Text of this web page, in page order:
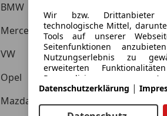
BMW
Mercedes
VW
Opel
Mazda
Wir bzw. Drittanbieter
technologische Mittel,
Tools auf unserer
Seitenfunktionen
Nutzungserlebnis zu
erweiterten
Personalisierung unseres
Suchvorgänge bei einem
oder personalisierte
Datenschutzerklärung |